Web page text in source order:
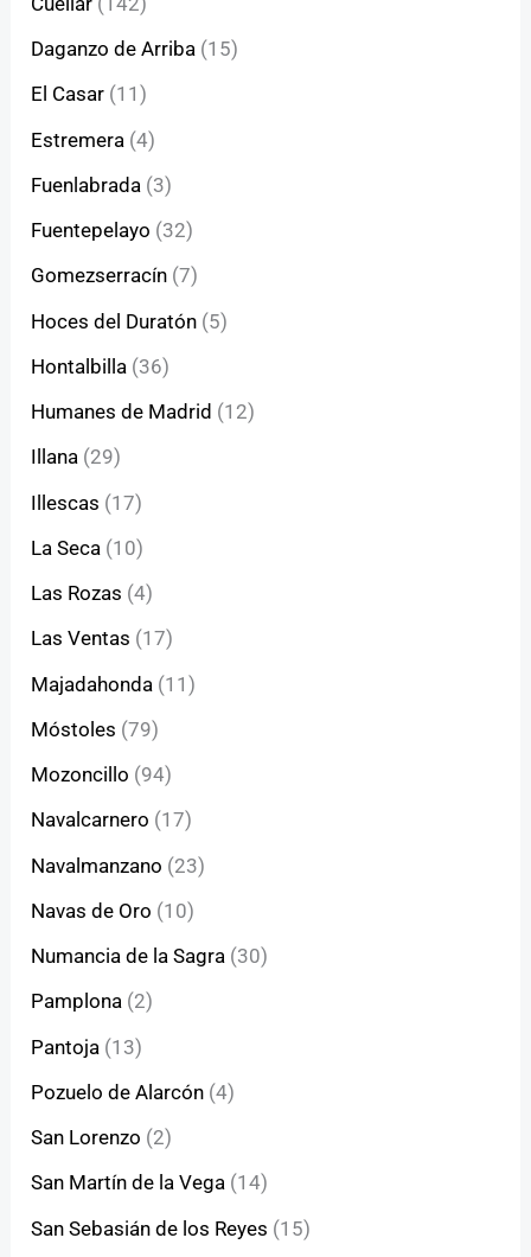
Daganzo de Arriba (15)
El Casar (11)
Estremera (4)
Fuenlabrada (3)
Fuentepelayo (32)
Gomezserracín (7)
Hoces del Duratón (5)
Hontalbilla (36)
Humanes de Madrid (12)
Illana (29)
Illescas (17)
La Seca (10)
Las Rozas (4)
Las Ventas (17)
Majadahonda (11)
Móstoles (79)
Mozoncillo (94)
Navalcarnero (17)
Navalmanzano (23)
Navas de Oro (10)
Numancia de la Sagra (30)
Pamplona (2)
Pantoja (13)
Pozuelo de Alarcón (4)
San Lorenzo (2)
San Martín de la Vega (14)
San Sebasián de los Reyes (15)